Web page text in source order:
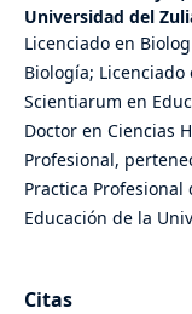
Universidad del
Licenciado en
Biología;
Scientiarum en
Doctor en Ciencias
Profesional,
Practica
Educación de la
Citas